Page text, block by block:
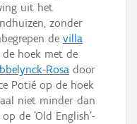
uit het
zonder
de villa
hoek met de
Rosa door
Potié op de hoek
niet minder dan
de 'Old English'-